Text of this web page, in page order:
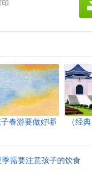
印
春游要做好哪
（经
季需要注意孩子的饮食